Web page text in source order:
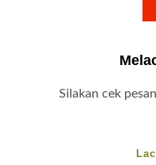
Silakan cek